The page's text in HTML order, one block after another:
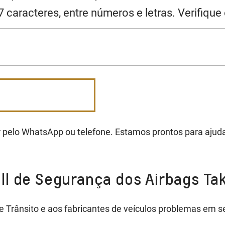
entre números e letras.
WhatsApp ou telefone. Estamos prontos para
de Segurança dos Airbags
e aos fabricantes de veículos problemas em